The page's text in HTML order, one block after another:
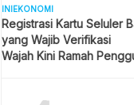
INIEKONOMI
Registrasi Kartu Seluler
yang Wajib Verifikasi
Wajah Kini Ramah